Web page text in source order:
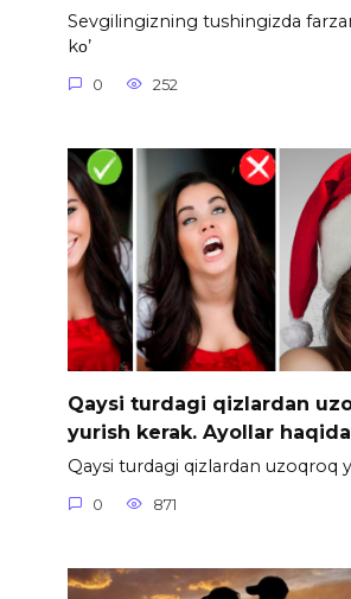
Sevgilingizning tushingizda
kο’
0 252
Qaysi turdagi qizlardan
yurish kerak. Ayollar haqida
Qaysi turdagi qizlardan uzoqroq
0 871